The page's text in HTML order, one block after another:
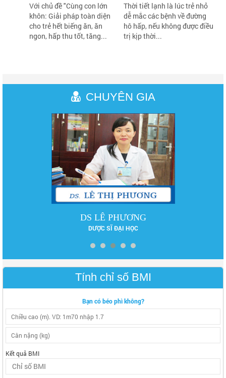
HÀNG NGÀN QUÀ TẶNG
H
Với chủ đề "Cùng con lớn
khôn: Giải pháp toàn diện
cho trẻ hết biếng ăn, ăn
ngon, hấp thu tốt, tăng...
Thời tiết lạnh là lúc trẻ nhỏ
dễ mắc các bệnh về đường
hô hấp, nếu không được điều
trị kịp thời...
CHUYÊN GIA
DS LÊ PHƯƠNG
DƯỢC SĨ ĐẠI HỌC
Tính chỉ số BMI
Bạn có béo phì không?
Kết quả BMI